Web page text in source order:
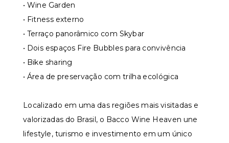
• Wine Garden
• Fitness externo
• Terraço panorâmico com Skybar
• Dois espaços Fire Bubbles para convivência
• Bike sharing
• Área de preservação com trilha ecológica
Localizado em uma das regiões mais visitadas e
valorizadas do Brasil, o Bacco Wine Heaven une
lifestyle, turismo e investimento em um único